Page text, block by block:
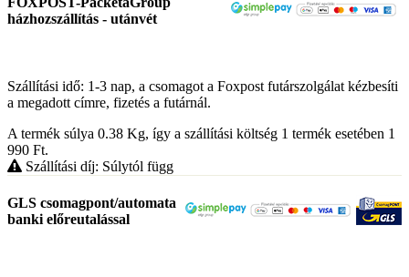
házhozszállítás - utánvét
Szállítási idő: 1-3 nap, a csomagot a Foxpost futárszolgálat kézbesíti
a megadott címre, fizetés a futárnál.
A termék súlya 0.38 Kg, így a szállítási költség 1 termék esetében 1
990 Ft.
Szállítási díj: Súlytól függ
GLS csomagpont/automata
banki előreutalással